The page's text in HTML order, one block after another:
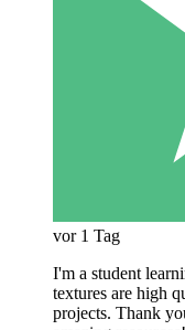
vor 1 Tag
I'm a student
textures are high
projects. Thank